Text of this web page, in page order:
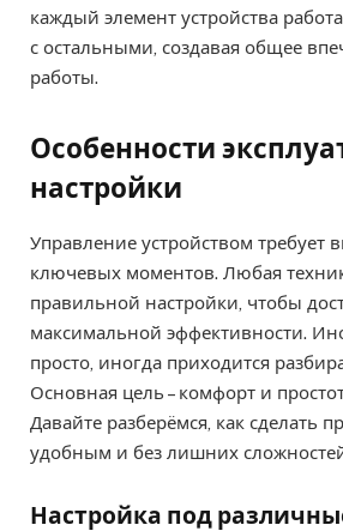
каждый элемент устройства
с остальными, создавая общее
работы.
Особенности
настройки
Управление устройством требует
ключевых моментов. Любая
правильной настройки, чтобы
максимальной эффективности.
просто, иногда приходится
Основная цель – комфорт и
Давайте разберёмся, как сделать
удобным и без лишних
Настройка под